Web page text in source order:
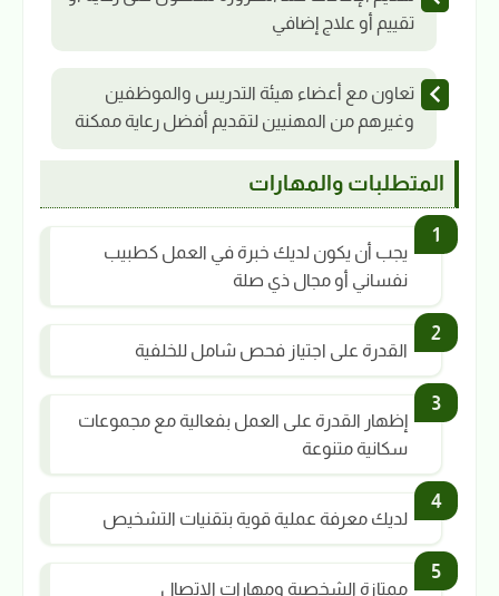
تقييم أو علاج إضافي
تعاون مع أعضاء هيئة التدريس والموظفين
وغيرهم من المهنيين لتقديم أفضل رعاية ممكنة
المتطلبات والمهارات
يجب أن يكون لديك خبرة في العمل كطبيب
نفساني أو مجال ذي صلة
القدرة على اجتياز فحص شامل للخلفية
إظهار القدرة على العمل بفعالية مع مجموعات
سكانية متنوعة
لديك معرفة عملية قوية بتقنيات التشخيص
ممتازة الشخصية ومهارات الاتصال